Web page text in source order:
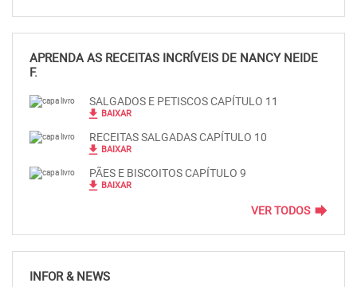
APRENDA AS RECEITAS INCRÍVEIS DE NANCY NEIDE
F.
SALGADOS E PETISCOS CAPÍTULO 11
file_download BAIXAR
RECEITAS SALGADAS CAPÍTULO 10
file_download BAIXAR
PÃES E BISCOITOS CAPÍTULO 9
file_download BAIXAR
VER TODOS forward
INFOR & NEWS